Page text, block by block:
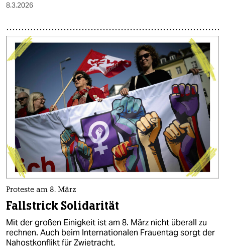
8.3.2026
Proteste am 8. März
Fallstrick Solidarität
Mit der großen Einigkeit ist am 8. März nicht überall zu
rechnen. Auch beim Internationalen Frauentag sorgt der
Nahostkonflikt für Zwietracht.